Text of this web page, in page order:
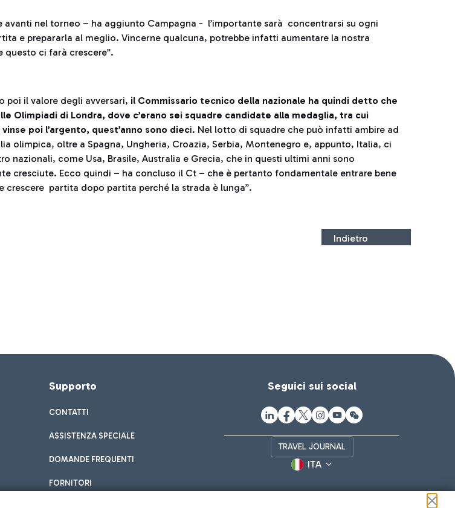
avanti nel torneo – ha aggiunto Campagna - l’importante sarà concentrarsi su ogni
e prepararla al meglio. Vincerne qualcuna, potrebbe infatti aumentare la nostra
questo ci farà crescere”.
poi il valore degli avversari, il Commissario tecnico della nazionale ha quindi detto che
Olimpiadi di Londra, dove c’erano sei squadre candidate alla medaglia, tra cui
vinse poi l’argento, quest’anno sono dieci. Nel lotto di squadre che può infatti ambire ad
olimpica, oltre a Spagna, Ungheria, Croazia, Serbia, Montenegro e, appunto, Italia, ci
nazionali, come Usa, Brasile, Australia e Grecia, che in questi ultimi anni sono
cresciute. Ecco quindi – ha concluso il Ct – che è pertanto fondamentale entrare bene
crescere partita dopo partita perché la strada è lunga”.
Indietro
Supporto
CONTATTI
ASSISTENZA SPECIALE
DOMANDE FREQUENTI
FORNITORI
Seguici sui social
TRAVEL JOURNAL
ITA